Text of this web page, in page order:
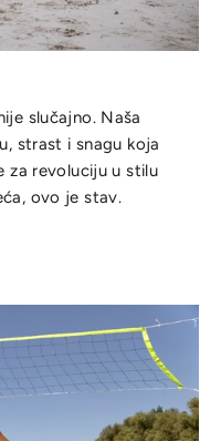
slučajno. Naša
strast i snagu koja
za revoluciju u stilu
ovo je stav.